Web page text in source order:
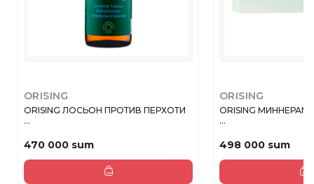
ORISING
ORISING ЛОСЬОН ПРОТИВ ПЕРХОТИ
...
470 000 sum
ORISING
ORISING
...
498 000 sum